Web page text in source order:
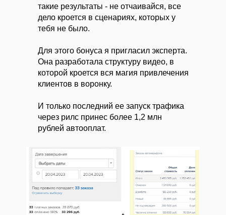
такие результаты - не отчаивайся, все
дело кроется в сценариях, которых у
тебя не было.
Для этого бонуса я пригласил эксперта.
Она разработала структуру видео, в
которой кроется вся магия привлечения
клиентов в воронку.
И только последний ее запуск трафика
через рилс принес более 1,2 млн
рублей автооплат.